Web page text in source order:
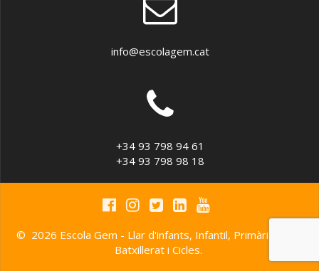
info@escolagem.cat
+34 93 798 94 61
+34 93 798 98 18
© 2026 Escola Gem - Llar d'infants, Infantil, Primària, ESO,
Batxillerat i Cicles.